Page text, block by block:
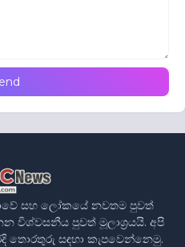
සහ ලෝකයේ නවතම පුවත්
විශ්වසනීය පුවත් මූලාශ්‍රයයි. අපි
තොරතුරු සඳහා කැපවෙන්නෙමු.